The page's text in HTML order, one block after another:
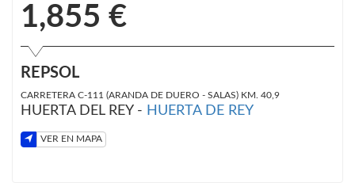
1,855 €
REPSOL
CARRETERA C-111 (ARANDA DE DUERO - SALAS) KM. 40,9
HUERTA DEL REY - HUERTA DE REY
VER EN MAPA